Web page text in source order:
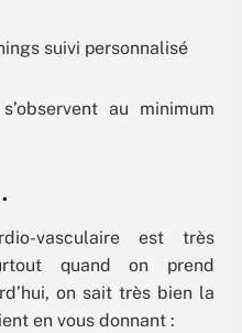
au minimum
vasculaire est très
quand on prend
on sait très bien la
en vous donnant :